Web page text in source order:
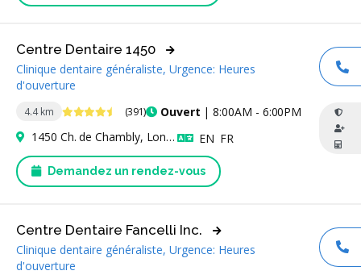
4.4 km 4.7 étoiles (391) Ouvert | 8:00AM - 6:00PM
Centre Dentaire 1450
Clinique dentaire généraliste, Urgence: Heures
d'ouverture
Demandez un rendez-vous
1450 Ch. de Chambly, Longueuil, QC J4J 3X3, Canada EN Anglais
FR
Centre Dentaire Fancelli Inc.
Clinique dentaire généraliste, Urgence: Heures
d'ouverture